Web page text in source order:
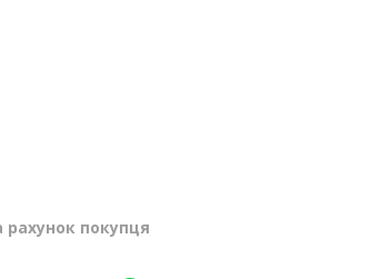
рахунок покупця